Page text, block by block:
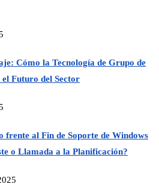
Cómo la Tecnología de Grupo de
Futuro del Sector
frente al Fin de Soporte de Windows
o Llamada a la Planificación?